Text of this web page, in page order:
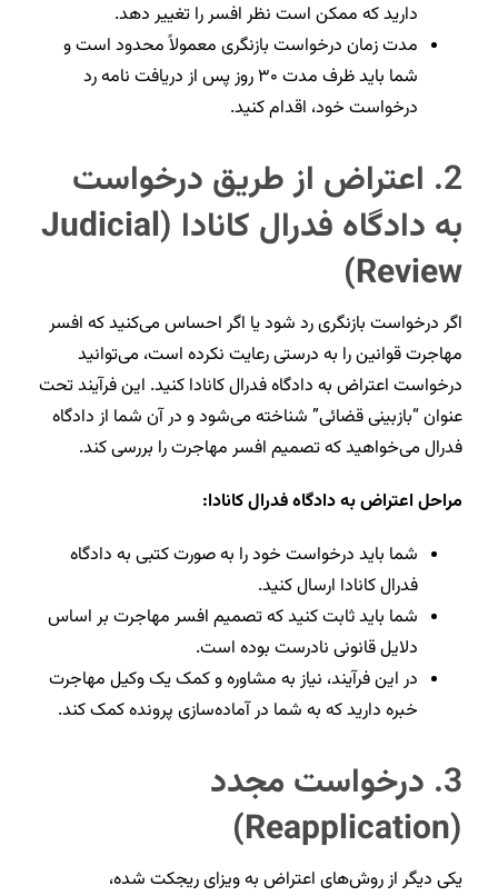
دارید که ممکن است نظر افسر را تغییر دهد.
مدت زمان درخواست بازنگری معمولاً محدود است و
شما باید ظرف مدت ۳۰ روز پس از دریافت نامه رد
درخواست خود، اقدام کنید.
2. اعتراض از طریق درخواست
به دادگاه فدرال کانادا (Judicial
Review)
اگر درخواست بازنگری رد شود یا اگر احساس می‌کنید که افسر
مهاجرت قوانین را به درستی رعایت نکرده است، می‌توانید
درخواست اعتراض به دادگاه فدرال کانادا کنید. این فرآیند تحت
عنوان “بازبینی قضائی” شناخته می‌شود و در آن شما از دادگاه
فدرال می‌خواهید که تصمیم افسر مهاجرت را بررسی کند.
مراحل اعتراض به دادگاه فدرال کانادا:
شما باید درخواست خود را به صورت کتبی به دادگاه
فدرال کانادا ارسال کنید.
شما باید ثابت کنید که تصمیم افسر مهاجرت بر اساس
دلایل قانونی نادرست بوده است.
در این فرآیند، نیاز به مشاوره و کمک یک وکیل مهاجرت
خبره دارید که به شما در آماده‌سازی پرونده کمک کند.
3. درخواست مجدد
(Reapplication)
یکی دیگر از روش‌های اعتراض به ویزای ریجکت شده،